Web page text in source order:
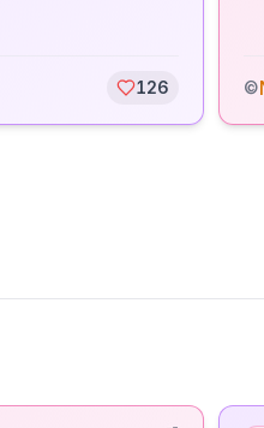
126 ©